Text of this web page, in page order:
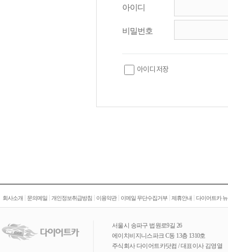
아이디
비밀번호
아이디 저장
회사소개 문의메일 개인정보취급방침 이용약관| 이메일 무단수집거부 제휴안내 다이어트카
서울시 송파구 법원로9길 26
에이치비지니스파크 C동 13층 1310호
주식회사 다이어트카닷컴 / 대표이사 김영열